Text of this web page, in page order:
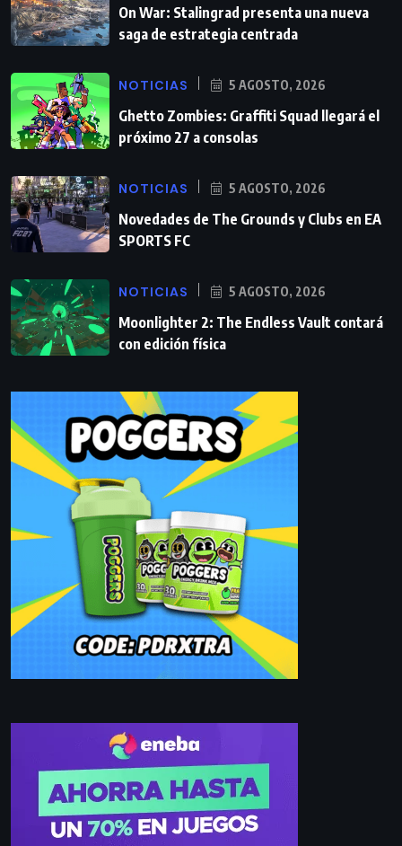
On War: Stalingrad presenta una nueva
saga de estrategia centrada
NOTICIAS 5 AGOSTO, 2026
Ghetto Zombies: Graffiti Squad llegará el
próximo 27 a consolas
NOTICIAS 5 AGOSTO, 2026
Novedades de The Grounds y Clubs en EA
SPORTS FC
NOTICIAS 5 AGOSTO, 2026
Moonlighter 2: The Endless Vault contará
con edición física